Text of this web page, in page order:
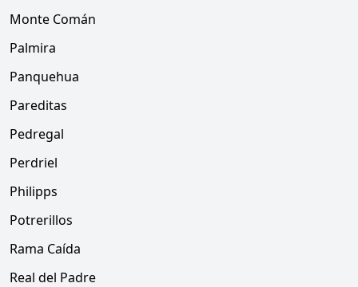
Monte Comán
Palmira
Panquehua
Pareditas
Pedregal
Perdriel
Philipps
Potrerillos
Rama Caída
Real del Padre